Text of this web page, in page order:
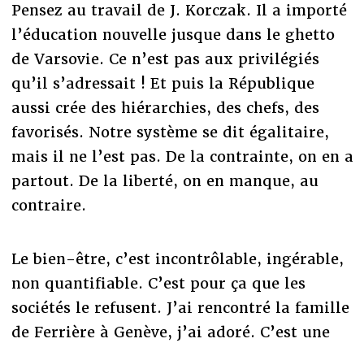
Pensez au travail de J. Korczak. Il a importé
l’éducation nouvelle jusque dans le ghetto
de Varsovie. Ce n’est pas aux privilégiés
qu’il s’adressait ! Et puis la République
aussi crée des hiérarchies, des chefs, des
favorisés. Notre système se dit égalitaire,
mais il ne l’est pas. De la contrainte, on en a
partout. De la liberté, on en manque, au
contraire.
Le bien-être, c’est incontrôlable, ingérable,
non quantifiable. C’est pour ça que les
sociétés le refusent. J’ai rencontré la famille
de Ferrière à Genève, j’ai adoré. C’est une